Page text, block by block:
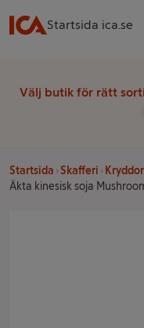
Startsida ica.se
Välj butik för rätt
Startsida Skafferi
Äkta kinesisk soja